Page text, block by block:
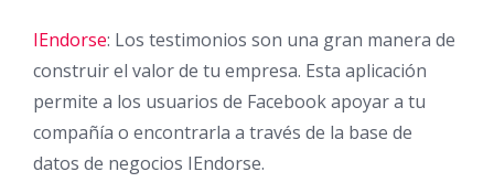
IEndorse: Los testimonios son una gran manera de
construir el valor de tu empresa. Esta aplicación
permite a los usuarios de Facebook apoyar a tu
compañía o encontrarla a través de la base de
datos de negocios IEndorse.